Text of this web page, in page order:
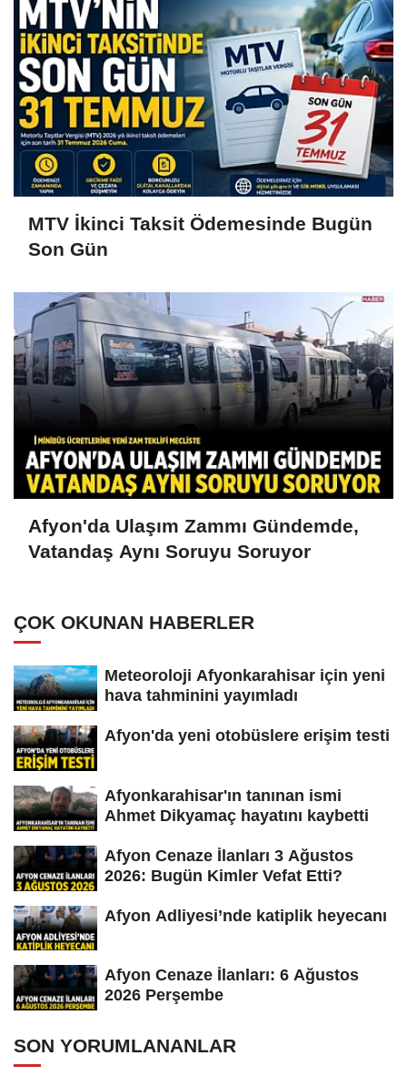
MTV İkinci Taksit Ödemesinde Bugün
Son Gün
Afyon'da Ulaşım Zammı Gündemde,
Vatandaş Aynı Soruyu Soruyor
ÇOK OKUNAN HABERLER
Meteoroloji Afyonkarahisar için yeni
hava tahminini yayımladı
Afyon'da yeni otobüslere erişim testi
Afyonkarahisar'ın tanınan ismi
Ahmet Dikyamaç hayatını kaybetti
Afyon Cenaze İlanları 3 Ağustos
2026: Bugün Kimler Vefat Etti?
Afyon Adliyesi’nde katiplik heyecanı
Afyon Cenaze İlanları: 6 Ağustos
2026 Perşembe
SON YORUMLANANLAR